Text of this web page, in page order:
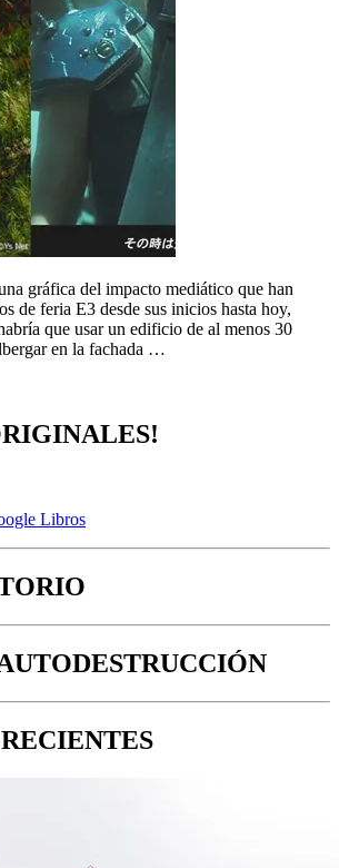
gráfica del impacto mediático que han
de feria E3 desde sus inicios hasta hoy,
que usar un edificio de al menos 30
en la fachada …